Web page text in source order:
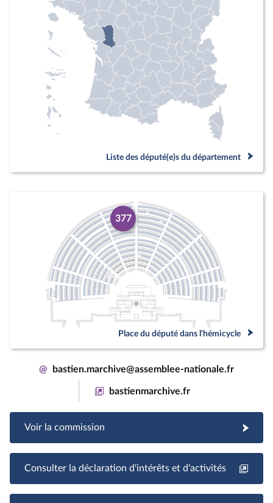
Liste des député(e)s du département
377
Place du député dans l'hémicycle
@ bastien.marchive@assemblee-nationale.fr
bastienmarchive.fr
Voir la commission
Consulter la déclaration d'intérêts et d'activités